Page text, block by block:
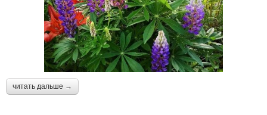
читать дальше →